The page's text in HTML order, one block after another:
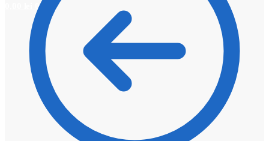
0